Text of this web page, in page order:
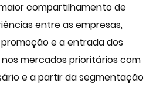
compartilhamento de
entre as empresas,
e a entrada dos
mercados prioritários com
e a partir da segmentação